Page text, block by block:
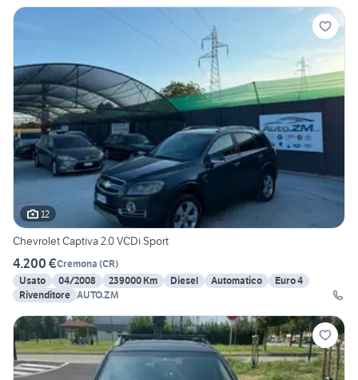
12
Chevrolet Captiva 2.0 VCDi Sport
4.200 €Cremona (CR)
Usato
04/2008 239000 Km Diesel Automatico
Euro 4
Rivenditore AUTO.ZM